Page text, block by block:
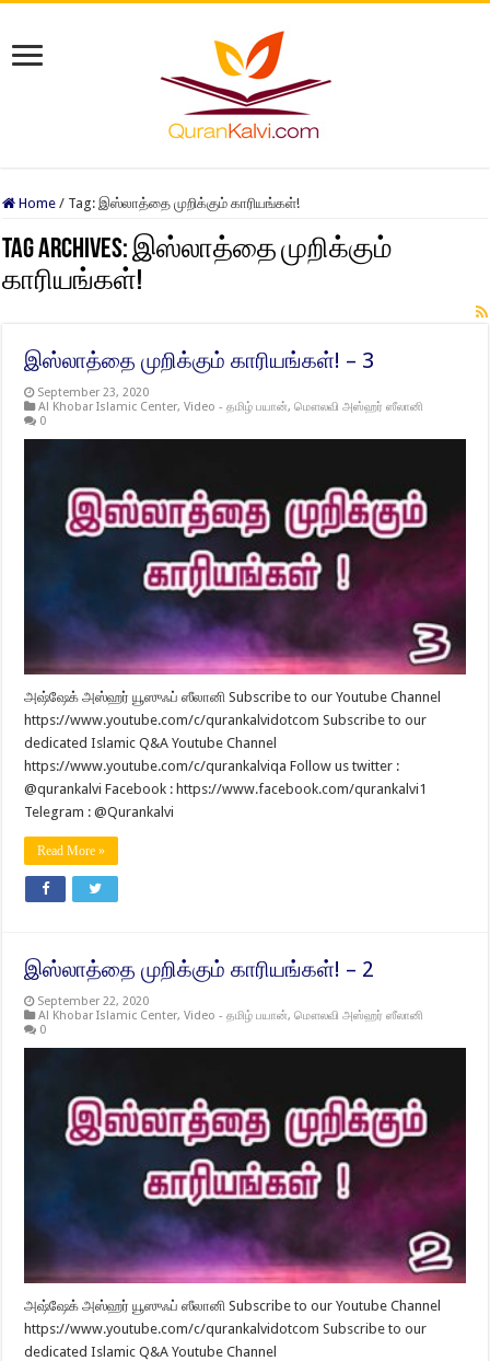
Home / Tag:இஸ்லாத்தை முறிக்கும் காரியங்கள்!
Tag Archives:இஸ்லாத்தை முறிக்கும்
காரியங்கள்!
இஸ்லாத்தை முறிக்கும் காரியங்கள்! – 3
September 23, 2020
Al Khobar Islamic Center,Video - தமிழ் பயான்,மௌலவி அஸ்ஹர் ஸீலானி
0
அஷ்ஷேக் அஸ்ஹர் யூஸுஃப் ஸீலானி Subscribe to our Youtube Channel
https://www.youtube.com/c/qurankalvidotcom Subscribe to our
dedicated Islamic Q&A Youtube Channel
https://www.youtube.com/c/qurankalviqa Follow us twitter :
@qurankalvi Facebook : https://www.facebook.com/qurankalvi1
Telegram : @Qurankalvi
Read More »
இஸ்லாத்தை முறிக்கும் காரியங்கள்! – 2
September 22, 2020
Al Khobar Islamic Center,Video - தமிழ் பயான்,மௌலவி அஸ்ஹர் ஸீலானி
0
அஷ்ஷேக் அஸ்ஹர் யூஸுஃப் ஸீலானி Subscribe to our Youtube Channel
https://www.youtube.com/c/qurankalvidotcom Subscribe to our
dedicated Islamic Q&A Youtube Channel